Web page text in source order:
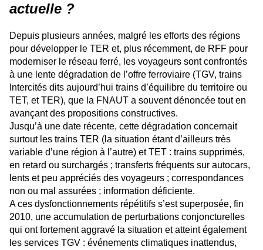
actuelle ?
Depuis plusieurs années, malgré les efforts des régions
pour développer le TER et, plus récemment, de RFF pour
moderniser le réseau ferré, les voyageurs sont confrontés
à une lente dégradation de l’offre ferroviaire (TGV, trains
Intercités dits aujourd’hui trains d’équilibre du territoire ou
TET, et TER), que la FNAUT a souvent dénoncée tout en
avançant des propositions constructives.
Jusqu’à une date récente, cette dégradation concernait
surtout les trains TER (la situation étant d’ailleurs très
variable d’une région à l’autre) et TET : trains supprimés,
en retard ou surchargés ; transferts fréquents sur autocars,
lents et peu appréciés des voyageurs ; correspondances
non ou mal assurées ; information déficiente.
A ces dysfonctionnements répétitifs s’est superposée, fin
2010, une accumulation de perturbations conjoncturelles
qui ont fortement aggravé la situation et atteint également
les services TGV : événements climatiques inattendus,